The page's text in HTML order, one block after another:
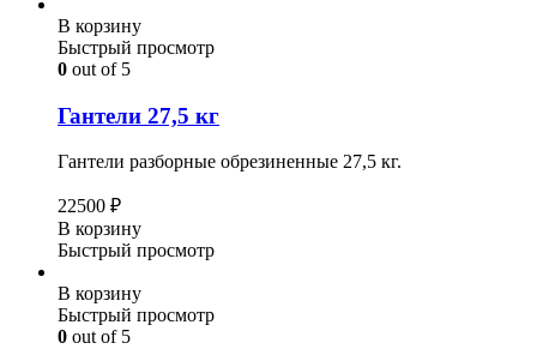
В корзину
Быстрый просмотр
0 out of 5
Гантели 27,5 кг
Гантели разборные обрезиненные 27,5 кг.
22500 ₽
В корзину
Быстрый просмотр
В корзину
Быстрый просмотр
0 out of 5